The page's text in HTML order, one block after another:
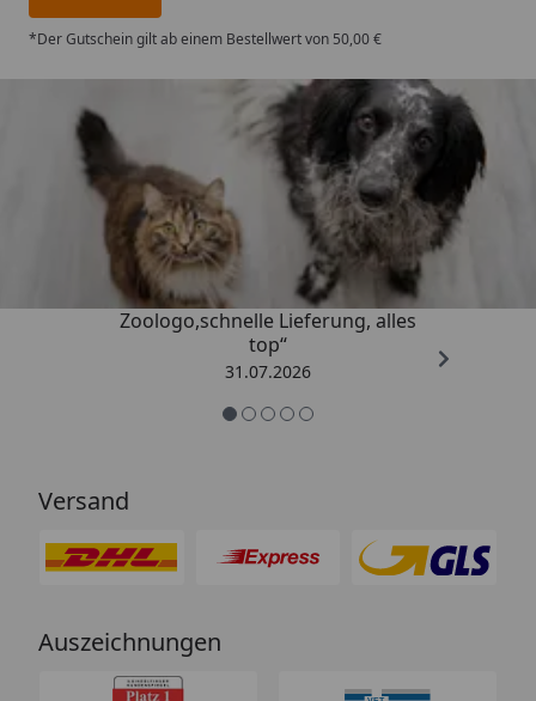
*Der Gutschein gilt ab einem Bestellwert von 50,00 €
Trusted Shops
4,74/ 5
„Gute Erfahrung mit
Zoologo,schnelle Lieferung, alles
top“
31.07.2026
Versand
Auszeichnungen